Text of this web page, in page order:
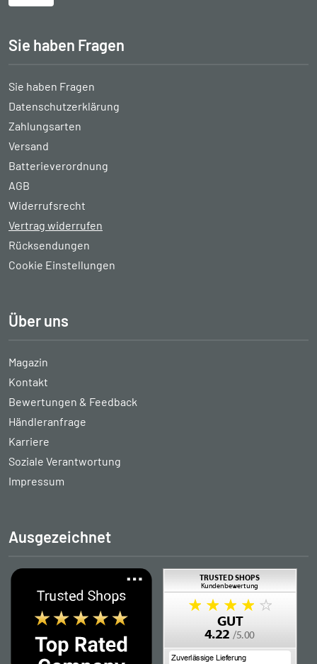
Sie haben Fragen
Sie haben Fragen
Datenschutzerklärung
Zahlungsarten
Versand
Batterieverordnung
AGB
Widerrufsrecht
Vertrag widerrufen
Rücksendungen
Cookie Einstellungen
Über uns
Magazin
Kontakt
Bewertungen & Feedback
Händleranfrage
Karriere
Soziale Verantwortung
Impressum
Ausgezeichnet